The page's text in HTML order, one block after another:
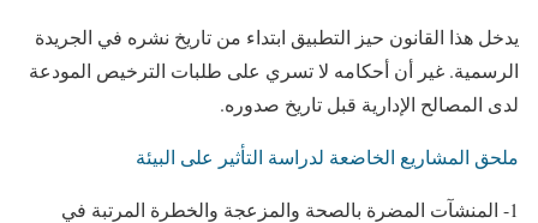
يدخل هذا القانون حيز التطبيق ابتداء من تاريخ نشره في الجريدة
الرسمية. غير أن أحكامه لا تسري على طلبات الترخيص المودعة
لدى المصالح الإدارية قبل تاريخ صدوره.
ملحق المشاريع الخاضعة لدراسة التأثير على البيئة
1- المنشآت المضرة بالصحة والمزعجة والخطرة المرتبة في